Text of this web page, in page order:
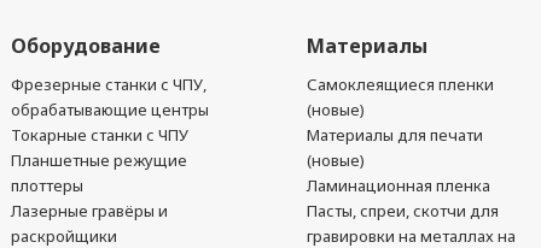
Оборудование
Фрезерные станки с ЧПУ,
обрабатывающие центры
Токарные станки с ЧПУ
Планшетные режущие
плоттеры
Лазерные гравёры и
раскройщики
Материалы
Самоклеящиеся пленки
(новые)
Материалы для печати
(новые)
Ламинационная пленка
Пасты, спреи, скотчи для
гравировки на металлах на